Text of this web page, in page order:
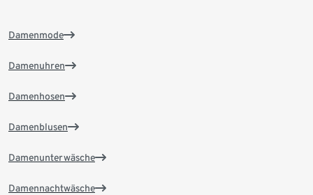
Damenmode
Damenuhren
Damenhosen
Damenblusen
Damenunterwäsche
Damennachtwäsche